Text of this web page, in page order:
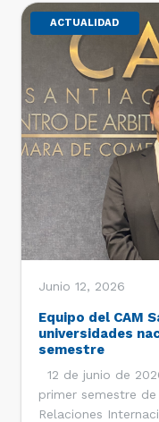
ACTUALIDAD
Junio 12, 2026
Equipo del CAM
universidades
semestre
12 de junio de
primer semestre
Relaciones